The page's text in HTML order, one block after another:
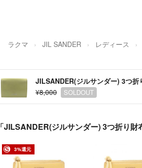
ラクマ JIL SANDER レディース
JILSANDER(ジルサンダー) 3つ
¥8,000
SOLDOUT
「JILSANDER(ジルサンダー) 3つ折り
3%還元